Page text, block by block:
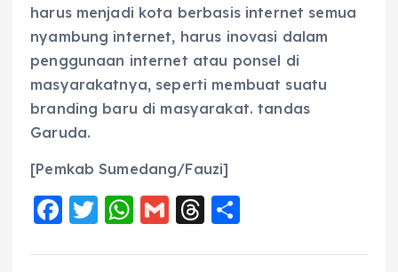
harus menjadi kota berbasis internet semua
nyambung internet, harus inovasi dalam
penggunaan internet atau ponsel di
masyarakatnya, seperti membuat suatu
branding baru di masyarakat. tandas
Garuda.
[Pemkab Sumedang/Fauzi]
F
T
W G T